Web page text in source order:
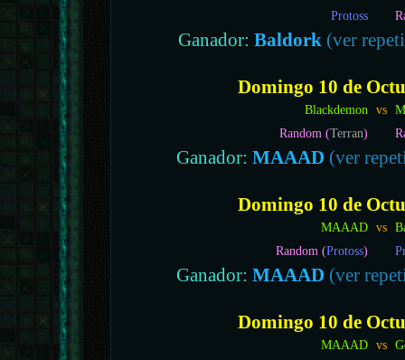
Protoss
Ganador: Baldork (ver
Domingo 10 de
Blackdemon vs
Random (Terran)
Ganador: MAAAD(ver
Domingo 10 de
MAAAD vs
Random (Protoss)
Ganador: MAAAD (ver
Domingo 10 de
MAAAD vs